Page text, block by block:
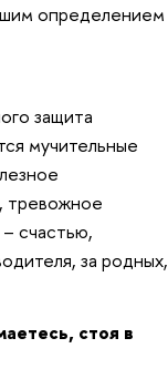
определением
защита
мучительные
тревожное
счастью,
за родных,
стоя в